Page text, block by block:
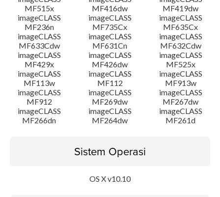
MF515x
MF416dw
MF419dw
imageCLASS
MF236n
imageCLASS
MF735Cx
imageCLASS
MF635Cx
imageCLASS
MF633Cdw
imageCLASS
MF631Cn
imageCLASS
MF632Cdw
imageCLASS
MF429x
imageCLASS
MF426dw
imageCLASS
MF525x
imageCLASS
MF113w
imageCLASS
MF112
imageCLASS
MF913w
imageCLASS
MF912
imageCLASS
MF269dw
imageCLASS
MF267dw
imageCLASS
MF266dn
imageCLASS
MF264dw
imageCLASS
MF261d
Sistem Operasi
OS X v10.10